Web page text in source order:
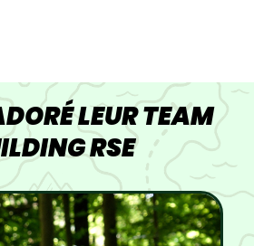
LEUR TEAM
RSE